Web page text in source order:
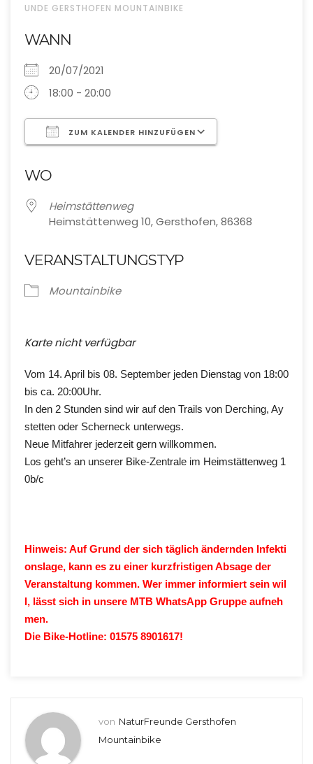
UNDE GERSTHOFEN MOUNTAINBIKE
WANN
20/07/2021
18:00 - 20:00
ZUM KALENDER HINZUFÜGEN
WO
Heimstättenweg
Heimstättenweg 10, Gersthofen, 86368
VERANSTALTUNGSTYP
Mountainbike
Karte nicht verfügbar
Vom 14. April bis 08. September jeden Dienstag von 18:00
bis ca. 20:00Uhr.
In den 2 Stunden sind wir auf den Trails von Derching, Ay
stetten oder Scherneck unterwegs.
Neue Mitfahrer jederzeit gern willkommen.
Los geht’s an unserer Bike-Zentrale im Heimstättenweg 1
0b/c
Hinweis: Auf Grund der sich täglich ändernden Infekti
onslage, kann es zu einer kurzfristigen Absage der
Veranstaltung kommen. Wer immer informiert sein wil
l, lässt sich in unsere MTB WhatsApp Gruppe aufneh
men.
Die Bike-Hotline: 01575 8901617!
von NaturFreunde Gersthofen
Mountainbike